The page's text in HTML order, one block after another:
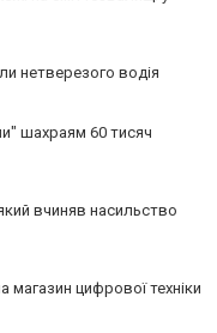
нетверезого водія
шахраям 60 тисяч
вчиняв насильство
магазин цифрової техніки